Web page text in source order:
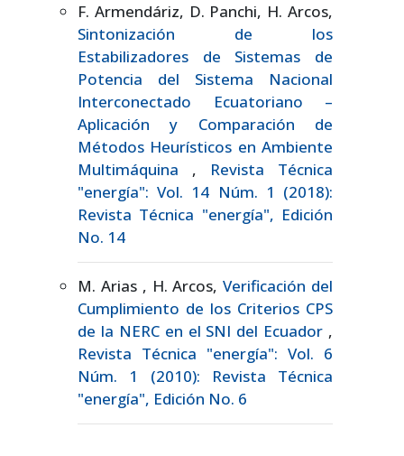
F. Armendáriz, D. Panchi, H. Arcos,
Sintonización de los
Estabilizadores de Sistemas de
Potencia del Sistema Nacional
Interconectado Ecuatoriano –
Aplicación y Comparación de
Métodos Heurísticos en Ambiente
Multimáquina , Revista Técnica
"energía": Vol. 14 Núm. 1 (2018):
Revista Técnica "energía", Edición
No. 14
M. Arias , H. Arcos,Verificación del
Cumplimiento de los Criterios CPS
de la NERC en el SNI del Ecuador ,
Revista Técnica "energía": Vol. 6
Núm. 1 (2010): Revista Técnica
"energía", Edición No. 6